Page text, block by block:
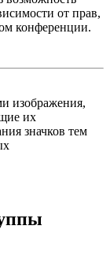
от прав,
конференции.
изображения,
их
значков тем